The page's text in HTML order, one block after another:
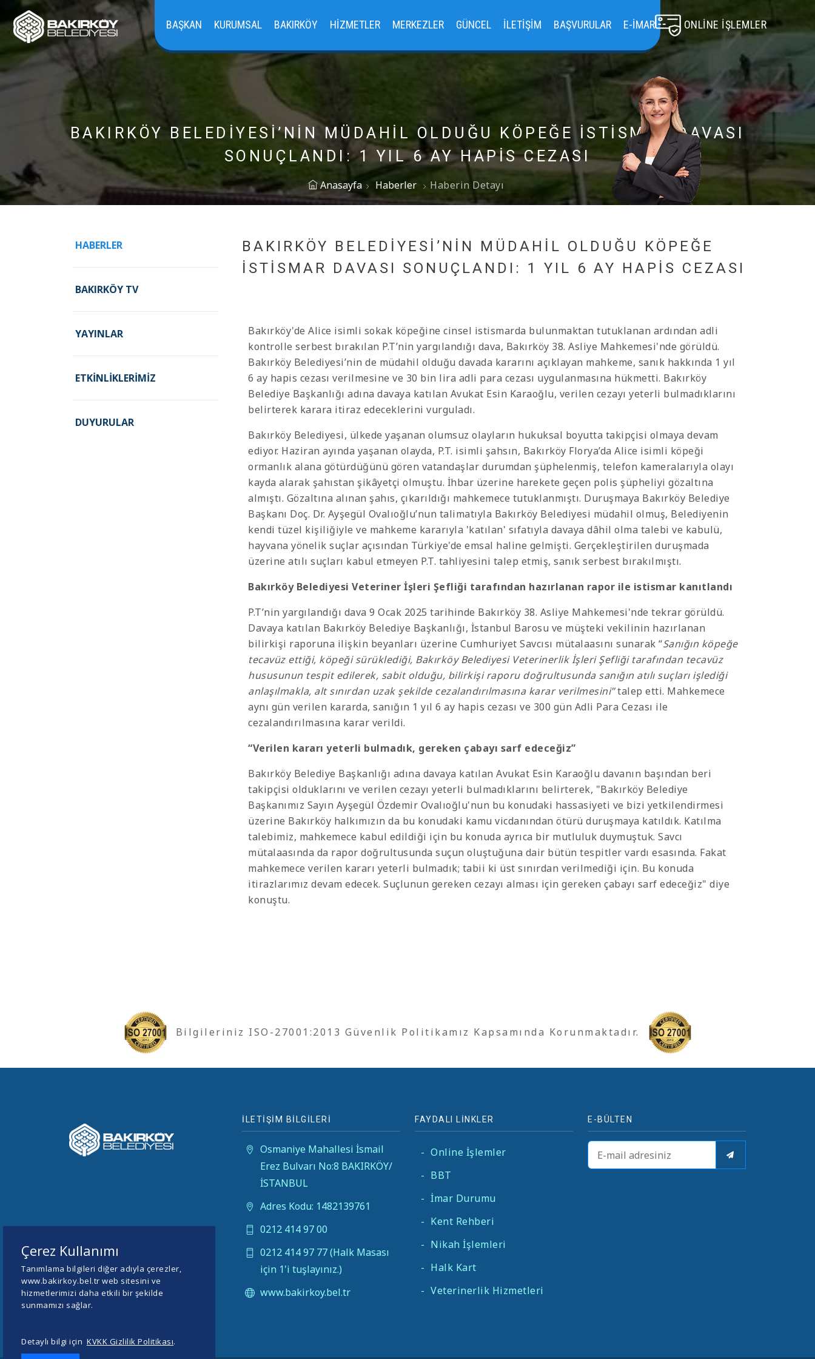
BAŞKAN KURUMSAL BAKIRKÖY HIZMETLER MERKEZLER GÜNCEL İLETIŞIM BAŞVURULAR E-İMAR ONLINE İŞLEMLER
BAKIRKÖY BELEDİYESİ’NİN MÜDAHİL OLDUĞU KÖPEĞE İSTİSMAR DAVASI
SONUÇLANDI: 1 YIL 6 AY HAPİS CEZASI
Anasayfa Haberler Haberin Detayı
HABERLER
BAKIRKÖY TV
YAYINLAR
ETKINLIKLERIMIZ
DUYURULAR
BAKIRKÖY BELEDİYESİ’NİN MÜDAHİL OLDUĞU KÖPEĞE
İSTİSMAR DAVASI SONUÇLANDI: 1 YIL 6 AY HAPİS CEZASI
Bakırköy'de Alice isimli sokak köpeğine cinsel istismarda bulunmaktan tutuklanan ardından adli
kontrolle serbest bırakılan P.T’nin yargılandığı dava, Bakırköy 38. Asliye Mahkemesi'nde görüldü.
Bakırköy Belediyesi’nin de müdahil olduğu davada kararını açıklayan mahkeme, sanık hakkında 1 yıl
6 ay hapis cezası verilmesine ve 30 bin lira adli para cezası uygulanmasına hükmetti. Bakırköy
Belediye Başkanlığı adına davaya katılan Avukat Esin Karaoğlu, verilen cezayı yeterli bulmadıklarını
belirterek karara itiraz edeceklerini vurguladı.
Bakırköy Belediyesi, ülkede yaşanan olumsuz olayların hukuksal boyutta takipçisi olmaya devam
ediyor. Haziran ayında yaşanan olayda, P.T. isimli şahsın, Bakırköy Florya’da Alice isimli köpeği
ormanlık alana götürdüğünü gören vatandaşlar durumdan şüphelenmiş, telefon kameralarıyla olayı
kayda alarak şahıstan şikâyetçi olmuştu. İhbar üzerine harekete geçen polis şüpheliyi gözaltına
almıştı. Gözaltına alınan şahıs, çıkarıldığı mahkemece tutuklanmıştı. Duruşmaya Bakırköy Belediye
Başkanı Doç. Dr. Ayşegül Ovalıoğlu’nun talimatıyla Bakırköy Belediyesi müdahil olmuş, Belediyenin
kendi tüzel kişiliğiyle ve mahkeme kararıyla 'katılan' sıfatıyla davaya dâhil olma talebi ve kabulü,
hayvana yönelik suçlar açısından Türkiye'de emsal haline gelmişti. Gerçekleştirilen duruşmada
üzerine atılı suçları kabul etmeyen P.T. tahliyesini talep etmiş, sanık serbest bırakılmıştı.
Bakırköy Belediyesi Veteriner İşleri Şefliği tarafından hazırlanan rapor ile istismar kanıtlandı
P.T’nin yargılandığı dava 9 Ocak 2025 tarihinde Bakırköy 38. Asliye Mahkemesi'nde tekrar görüldü.
Davaya katılan Bakırköy Belediye Başkanlığı, İstanbul Barosu ve müşteki vekilinin hazırlanan
bilirkişi raporuna ilişkin beyanları üzerine Cumhuriyet Savcısı mütalaasını sunarak “Sanığın köpeğe
tecavüz ettiği, köpeği sürüklediği, Bakırköy Belediyesi Veterinerlik İşleri Şefliği tarafından tecavüz
hususunun tespit edilerek, sabit olduğu, bilirkişi raporu doğrultusunda sanığın atılı suçları işlediği
anlaşılmakla, alt sınırdan uzak şekilde cezalandırılmasına karar verilmesini”talep etti. Mahkemece
aynı gün verilen kararda, sanığın 1 yıl 6 ay hapis cezası ve 300 gün Adli Para Cezası ile
cezalandırılmasına karar verildi.
“Verilen kararı yeterli bulmadık, gereken çabayı sarf edeceğiz”
Bakırköy Belediye Başkanlığı adına davaya katılan Avukat Esin Karaoğlu davanın başından beri
takipçisi olduklarını ve verilen cezayı yeterli bulmadıklarını belirterek, "Bakırköy Belediye
Başkanımız Sayın Ayşegül Özdemir Ovalıoğlu'nun bu konudaki hassasiyeti ve bizi yetkilendirmesi
üzerine Bakırköy halkımızın da bu konudaki kamu vicdanından ötürü duruşmaya katıldık. Katılma
talebimiz, mahkemece kabul edildiği için bu konuda ayrıca bir mutluluk duymuştuk. Savcı
mütalaasında da rapor doğrultusunda suçun oluştuğuna dair bütün tespitler vardı esasında. Fakat
mahkemece verilen kararı yeterli bulmadık; tabii ki üst sınırdan verilmediği için. Bu konuda
itirazlarımız devam edecek. Suçlunun gereken cezayı alması için gereken çabayı sarf edeceğiz" diye
konuştu.
Bilgileriniz ISO-27001:2013 Güvenlik Politikamız Kapsamında Korunmaktadır.
İLETİŞİM BİLGİLERİ
Osmaniye Mahallesi İsmail
Erez Bulvarı No:8 BAKIRKÖY/
İSTANBUL
Adres Kodu: 1482139761
0212 414 97 00
0212 414 97 77 (Halk Masası
için 1'i tuşlayınız.)
www.bakirkoy.bel.tr
FAYDALI LİNKLER
- Online İşlemler
- BBT
- İmar Durumu
- Kent Rehberi
- Nikah İşlemleri
- Halk Kart
- Veterinerlik Hizmetleri
E-BÜLTEN
Çerez Kullanımı
Tanımlama bilgileri diğer adıyla çerezler,
www.bakirkoy.bel.tr web sitesini ve
hizmetlerimizi daha etkili bir şekilde
sunmamızı sağlar.
Detaylı bilgi için KVKK Gizlilik Politikası.